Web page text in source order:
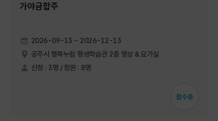
가야금합주
2026-09-13 ~ 2026-12-13
공주시 행복누림 평생학습관 2층 명상 & 요가실
신청 : 3명 / 정원 : 8명
접수중